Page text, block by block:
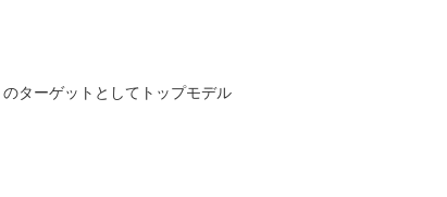
ターゲットとしてトップモデル